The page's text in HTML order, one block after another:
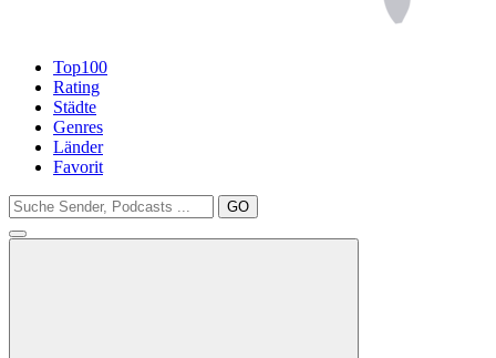
Top100
Rating
Städte
Genres
Länder
Favorit
GO